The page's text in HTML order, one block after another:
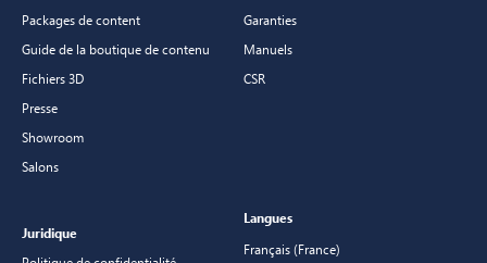
Packages de content
Guide de la boutique de contenu
Fichiers 3D
Presse
Showroom
Salons
Garanties
Manuels
CSR
Juridique
Langues
Français (France)